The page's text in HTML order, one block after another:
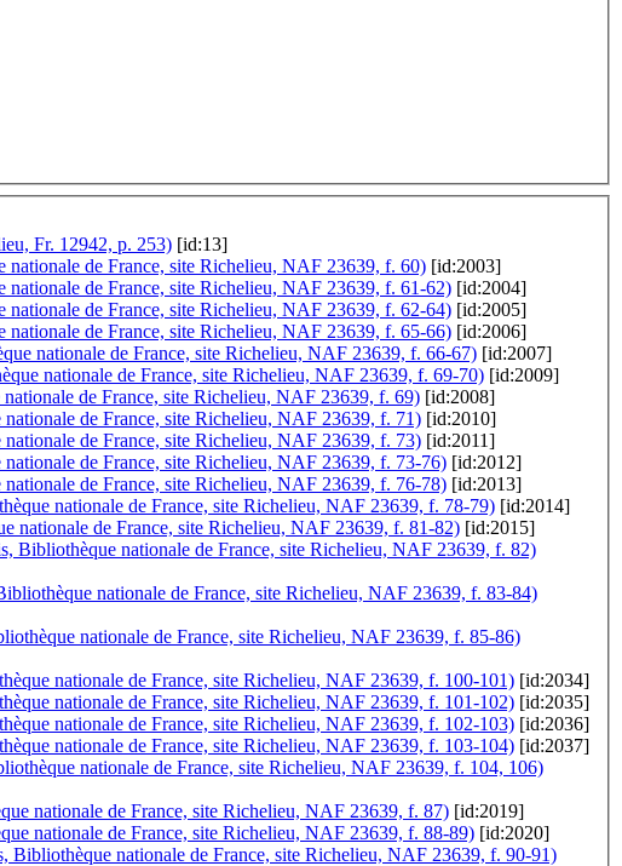
Fr. 12942, p. 253) [id:13]
de France, site Richelieu, NAF 23639, f. 60) [id:2003]
de France, site Richelieu, NAF 23639, f. 61-62) [id:2004]
de France, site Richelieu, NAF 23639, f. 62-64) [id:2005]
de France, site Richelieu, NAF 23639, f. 65-66) [id:2006]
nationale de France, site Richelieu, NAF 23639, f. 66-67) [id:2007]
nationale de France, site Richelieu, NAF 23639, f. 69-70) [id:2009]
de France, site Richelieu, NAF 23639, f. 69) [id:2008]
de France, site Richelieu, NAF 23639, f. 71) [id:2010]
de France, site Richelieu, NAF 23639, f. 73) [id:2011]
de France, site Richelieu, NAF 23639, f. 73-76) [id:2012]
de France, site Richelieu, NAF 23639, f. 76-78) [id:2013]
nationale de France, site Richelieu, NAF 23639, f. 78-79) [id:2014]
nationale de France, site Richelieu, NAF 23639, f. 81-82) [id:2015]
Bibliothèque nationale de France, site Richelieu, NAF 23639, f. 82)
nationale de France, site Richelieu, NAF 23639, f. 83-84)
nationale de France, site Richelieu, NAF 23639, f. 85-86)
nationale de France, site Richelieu, NAF 23639, f. 100-101) [id:2034]
nationale de France, site Richelieu, NAF 23639, f. 101-102) [id:2035]
nationale de France, site Richelieu, NAF 23639, f. 102-103) [id:2036]
nationale de France, site Richelieu, NAF 23639, f. 103-104) [id:2037]
nationale de France, site Richelieu, NAF 23639, f. 104, 106)
nationale de France, site Richelieu, NAF 23639, f. 87) [id:2019]
nationale de France, site Richelieu, NAF 23639, f. 88-89) [id:2020]
nationale de France, site Richelieu, NAF 23639, f. 90-91)